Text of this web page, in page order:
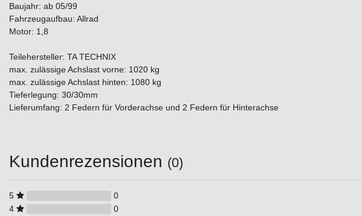
Baujahr: ab 05/99
Fahrzeugaufbau: Allrad
Motor: 1,8
Teilehersteller: TA TECHNIX
max. zulässige Achslast vorne: 1020 kg
max. zulässige Achslast hinten: 1080 kg
Tieferlegung: 30/30mm
Lieferumfang: 2 Federn für Vorderachse und 2 Federn für Hinterachse
Kundenrezensionen (0)
5
0
4
0